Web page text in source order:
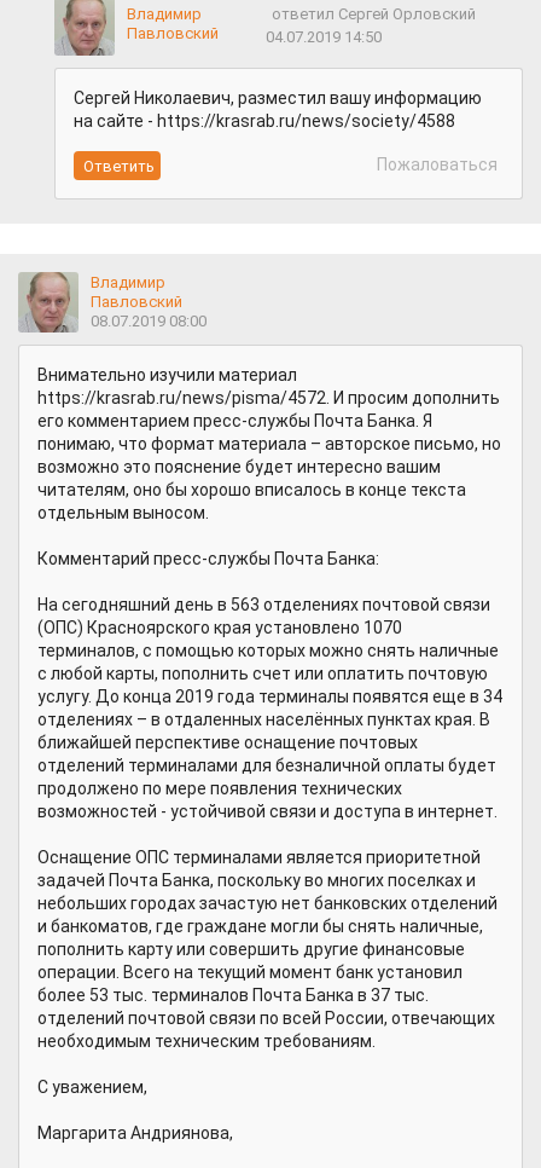
Владимир
Павловский
ответил Сергей Орловский
04.07.2019 14:50
Сергей Николаевич, разместил вашу информацию
на сайте - https://krasrab.ru/news/society/4588
Пожаловаться
Владимир
Павловский
08.07.2019 08:00
Внимательно изучили материал
https://krasrab.ru/news/pisma/4572. И просим дополнить
его комментарием пресс-службы Почта Банка. Я
понимаю, что формат материала – авторское письмо, но
возможно это пояснение будет интересно вашим
читателям, оно бы хорошо вписалось в конце текста
отдельным выносом.
Комментарий пресс-службы Почта Банка:
На сегодняшний день в 563 отделениях почтовой связи
(ОПС) Красноярского края установлено 1070
терминалов, с помощью которых можно снять наличные
с любой карты, пополнить счет или оплатить почтовую
услугу. До конца 2019 года терминалы появятся еще в 34
отделениях – в отдаленных населённых пунктах края. В
ближайшей перспективе оснащение почтовых
отделений терминалами для безналичной оплаты будет
продолжено по мере появления технических
возможностей - устойчивой связи и доступа в интернет.
Оснащение ОПС терминалами является приоритетной
задачей Почта Банка, поскольку во многих поселках и
небольших городах зачастую нет банковских отделений
и банкоматов, где граждане могли бы снять наличные,
пополнить карту или совершить другие финансовые
операции. Всего на текущий момент банк установил
более 53 тыс. терминалов Почта Банка в 37 тыс.
отделений почтовой связи по всей России, отвечающих
необходимым техническим требованиям.
С уважением,
Маргарита Андриянова,